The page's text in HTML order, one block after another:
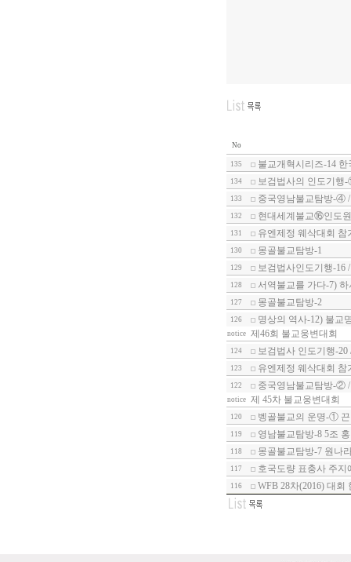
No
135 불교개혁시리즈-14
134 보검법사의 인도기행
133 중국영남불교탐방-④
132 현대세계불교⑯인도
131 유엔제정 웨삭대회 참
130 몽골불교탐방-1
129 보검법사인도기행-16
128 서역불교를 가다-7)
127 몽골불교탐방-2
126 명상의 역사-12) 불교
notice 제46회 불교웅변대회
124 보검법사 인도기행-
123 유엔제정 웨삭대회 참
122 중국영남불교탐방-②
notice 제 45차 불교웅변대회
120 벵골불교의 운명-①
119 영남불교탐방-8 5조
118 몽골불교탐방-7 원나
117 호국도량 표충사 주지
116 WFB 28차(2016) 대회